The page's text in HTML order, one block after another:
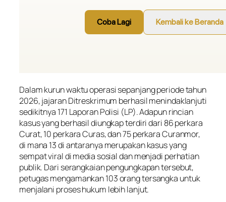
Dalam kurun waktu operasi sepanjang periode tahun
2026, jajaran Ditreskrimum berhasil menindaklanjuti
sedikitnya 171 Laporan Polisi (LP). Adapun rincian
kasus yang berhasil diungkap terdiri dari 86 perkara
Curat, 10 perkara Curas, dan 75 perkara Curanmor,
di mana 13 di antaranya merupakan kasus yang
sempat viral di media sosial dan menjadi perhatian
publik. Dari serangkaian pengungkapan tersebut,
petugas mengamankan 103 orang tersangka untuk
menjalani proses hukum lebih lanjut.